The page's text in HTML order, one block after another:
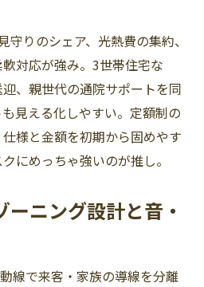
りのシェア、光熱費の集約、
対応が強み。3世帯住宅な
、親世代の通院サポートを同
見える化しやすい。定額制の
様と金額を初期から固めやす
にめっちゃ強いのが推し。
ニング設計と音・
線で来客・家族の導線を分離